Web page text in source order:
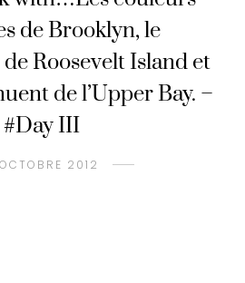
de Brooklyn, le
Roosevelt Island et
de l’Upper Bay. –
#Day III
OCTOBRE 2012